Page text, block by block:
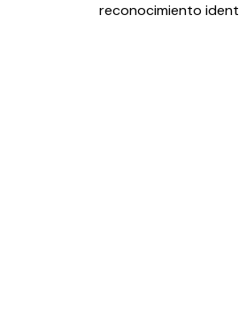
reconocimiento